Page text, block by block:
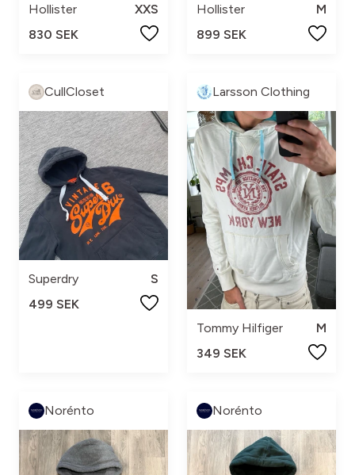
Hollister
XXS
830 SEK
Hollister
M
899 SEK
CullCloset
Superdry
S
499 SEK
Larsson Clothing
Tommy Hilfiger
M
349 SEK
Norénto Norénto